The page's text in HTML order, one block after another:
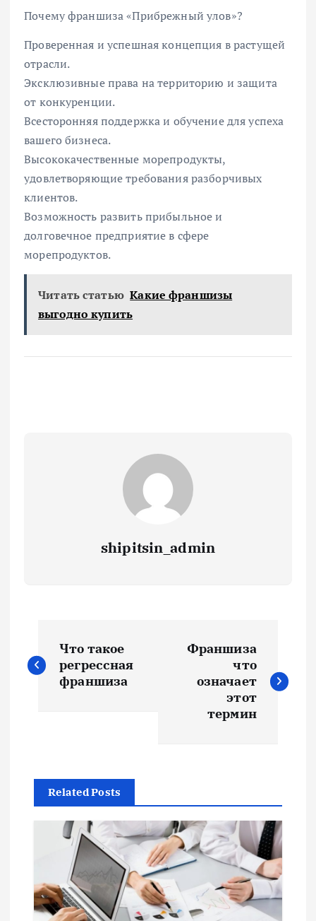
Почему франшиза «Прибрежный улов»?
Проверенная и успешная концепция в растущей
отрасли.
Эксклюзивные права на территорию и защита
от конкуренции.
Всесторонняя поддержка и обучение для успеха
вашего бизнеса.
Высококачественные морепродукты,
удовлетворяющие требования разборчивых
клиентов.
Возможность развить прибыльное и
долговечное предприятие в сфере
морепродуктов.
Читать статью Какие франшизы
выгодно купить
shipitsin_admin
а
г
а
и
я
Что такое
регрессная
франшиза
Франшиза
что
означает
этот
термин
Related Posts